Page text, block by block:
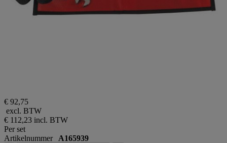
€ 92,75
excl. BTW
€ 112,23 incl. BTW
Per set
Artikelnummer A165939